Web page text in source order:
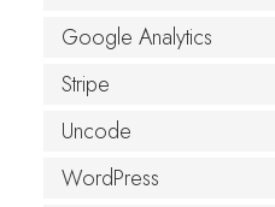
Google Analytics
Stripe
Uncode
WordPress